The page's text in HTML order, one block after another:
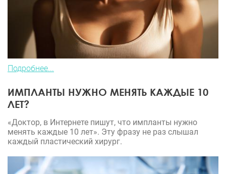
Подробнее...
ИМПЛАНТЫ НУЖНО МЕНЯТЬ КАЖДЫЕ 10
ЛЕТ?
«Доктор, в Интернете пишут, что импланты нужно
менять каждые 10 лет». Эту фразу не раз слышал
каждый пластический хирург.